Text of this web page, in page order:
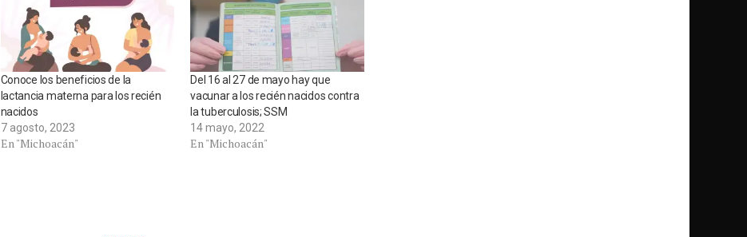
Conoce los beneficios de la
lactancia materna para los recién
nacidos
7 agosto, 2023
En "Michoacán"
Del 16 al 27 de mayo hay que
vacunar a los recién nacidos contra
la tuberculosis; SSM
14 mayo, 2022
En "Michoacán"